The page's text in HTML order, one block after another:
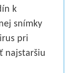
k
snímky
pri
najstaršiu